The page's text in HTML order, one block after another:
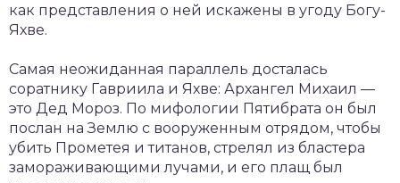
как представления о ней искажены в угоду Богу-
Яхве.
Самая неожиданная параллель досталась
соратнику Гавриила и Яхве: Архангел Михаил —
это Дед Мороз. По мифологии Пятибрата он был
послан на Землю с вооруженным отрядом, чтобы
убить Прометея и титанов, стрелял из бластера
замораживающими лучами, и его плащ был